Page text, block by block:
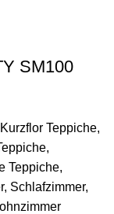
SM100
Kurzflor Teppiche,
,
Teppiche,
, Schlafzimmer,